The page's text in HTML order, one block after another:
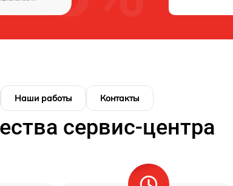
Наши работы Контакты
сервис-центра